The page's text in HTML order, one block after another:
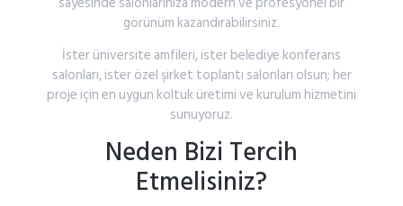
görünüm kazandırabilirsiniz.
İsterüniversite amfileri,isterbelediye konferans
salonları,isterözel şirket toplantı salonları olsun; her
proje içinen uygun koltuküretimive kurulum hizmetini
sunuyoruz.
Neden Bizi Tercih
Etmelisiniz?